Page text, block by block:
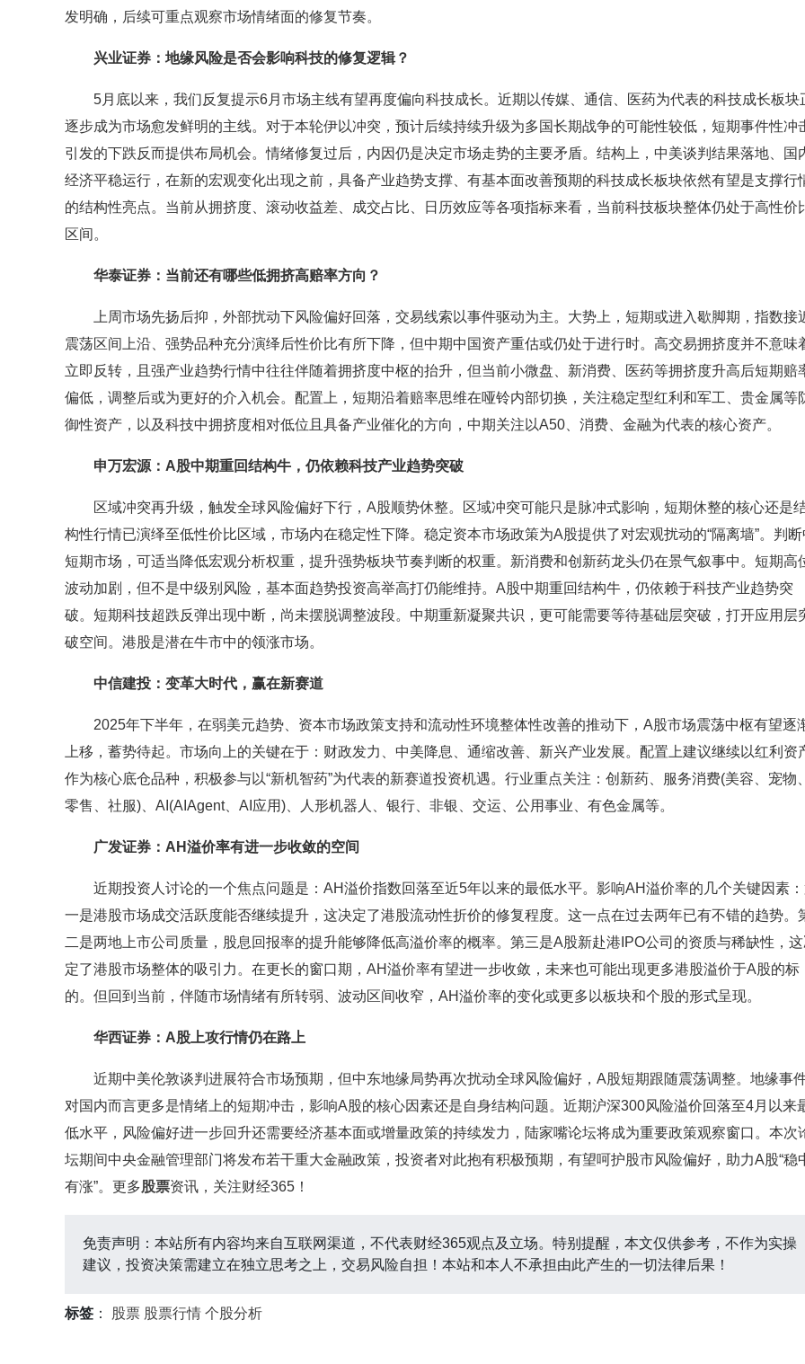
发明确，后续可重点观察市场情绪面的修复节奏。
兴业证券：地缘风险是否会影响科技的修复逻辑？
5月底以来，我们反复提示6月市场主线有望再度偏向科技成长。近期以传媒、通信、医药为代表的科技成长板块
逐步成为市场愈发鲜明的主线。对于本轮伊以冲突，预计后续持续升级为多国长期战争的可能性较低，短期事件性冲
引发的下跌反而提供布局机会。情绪修复过后，内因仍是决定市场走势的主要矛盾。结构上，中美谈判结果落地、国
经济平稳运行，在新的宏观变化出现之前，具备产业趋势支撑、有基本面改善预期的科技成长板块依然有望是支撑行
的结构性亮点。当前从拥挤度、滚动收益差、成交占比、日历效应等各项指标来看，当前科技板块整体仍处于高性价
区间。
华泰证券：当前还有哪些低拥挤高赔率方向？
上周市场先扬后抑，外部扰动下风险偏好回落，交易线索以事件驱动为主。大势上，短期或进入歇脚期，指数接
震荡区间上沿、强势品种充分演绎后性价比有所下降，但中期中国资产重估或仍处于进行时。高交易拥挤度并不意味
立即反转，且强产业趋势行情中往往伴随着拥挤度中枢的抬升，但当前小微盘、新消费、医药等拥挤度升高后短期赔
偏低，调整后或为更好的介入机会。配置上，短期沿着赔率思维在哑铃内部切换，关注稳定型红利和军工、贵金属等
御性资产，以及科技中拥挤度相对低位且具备产业催化的方向，中期关注以A50、消费、金融为代表的核心资产。
申万宏源：A股中期重回结构牛，仍依赖科技产业趋势突破
区域冲突再升级，触发全球风险偏好下行，A股顺势休整。区域冲突可能只是脉冲式影响，短期休整的核心还是
构性行情已演绎至低性价比区域，市场内在稳定性下降。稳定资本市场政策为A股提供了对宏观扰动的“隔离墙”。判断
短期市场，可适当降低宏观分析权重，提升强势板块节奏判断的权重。新消费和创新药龙头仍在景气叙事中。短期高
波动加剧，但不是中级别风险，基本面趋势投资高举高打仍能维持。A股中期重回结构牛，仍依赖于科技产业趋势突
破。短期科技超跌反弹出现中断，尚未摆脱调整波段。中期重新凝聚共识，更可能需要等待基础层突破，打开应用层
破空间。港股是潜在牛市中的领涨市场。
中信建投：变革大时代，赢在新赛道
2025年下半年，在弱美元趋势、资本市场政策支持和流动性环境整体性改善的推动下，A股市场震荡中枢有望逐
上移，蓄势待起。市场向上的关键在于：财政发力、中美降息、通缩改善、新兴产业发展。配置上建议继续以红利资
作为核心底仓品种，积极参与以“新机智药”为代表的新赛道投资机遇。行业重点关注：创新药、服务消费(美容、宠物、
零售、社服)、AI(AIAgent、AI应用)、人形机器人、银行、非银、交运、公用事业、有色金属等。
广发证券：AH溢价率有进一步收敛的空间
近期投资人讨论的一个焦点问题是：AH溢价指数回落至近5年以来的最低水平。影响AH溢价率的几个关键因素
一是港股市场成交活跃度能否继续提升，这决定了港股流动性折价的修复程度。这一点在过去两年已有不错的趋势。
二是两地上市公司质量，股息回报率的提升能够降低高溢价率的概率。第三是A股新赴港IPO公司的资质与稀缺性，
定了港股市场整体的吸引力。在更长的窗口期，AH溢价率有望进一步收敛，未来也可能出现更多港股溢价于A股的标
的。但回到当前，伴随市场情绪有所转弱、波动区间收窄，AH溢价率的变化或更多以板块和个股的形式呈现。
华西证券：A股上攻行情仍在路上
近期中美伦敦谈判进展符合市场预期，但中东地缘局势再次扰动全球风险偏好，A股短期跟随震荡调整。地缘事
对国内而言更多是情绪上的短期冲击，影响A股的核心因素还是自身结构问题。近期沪深300风险溢价回落至4月以来
低水平，风险偏好进一步回升还需要经济基本面或增量政策的持续发力，陆家嘴论坛将成为重要政策观察窗口。本次
坛期间中央金融管理部门将发布若干重大金融政策，投资者对此抱有积极预期，有望呵护股市风险偏好，助力A股“稳
有涨”。更多股票资讯，关注财经365！
免责声明：本站所有内容均来自互联网渠道，不代表财经365观点及立场。特别提醒，本文仅供参考，不作为实操
建议，投资决策需建立在独立思考之上，交易风险自担！本站和本人不承担由此产生的一切法律后果！
标签 ： 股票 股票行情 个股分析